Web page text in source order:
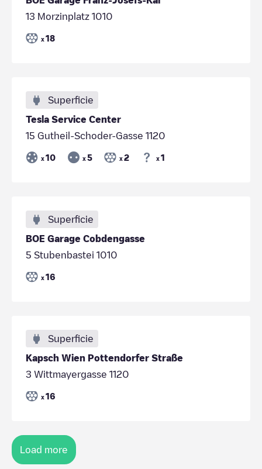
13 Morzinplatz 1010
x 18
Superficie
Tesla Service Center
15 Gutheil-Schoder-Gasse 1120
x 10 x 5 x 2 x 1
Superficie
BOE Garage Cobdengasse
5 Stubenbastei 1010
x 16
Superficie
Kapsch Wien Pottendorfer Straße
3 Wittmayergasse 1120
x 16
Load more